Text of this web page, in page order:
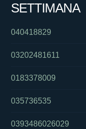
SETTIMANA
040418829
03202481611
0183378009
035736535
0393486026029